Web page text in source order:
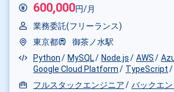
600,000円/月
業務委託(フリーランス)
東京都
御茶ノ水駅
Python
MySQL Node.js AWS
Google Cloud Platform
TypeScript
フルスタックエンジニア
バックエ